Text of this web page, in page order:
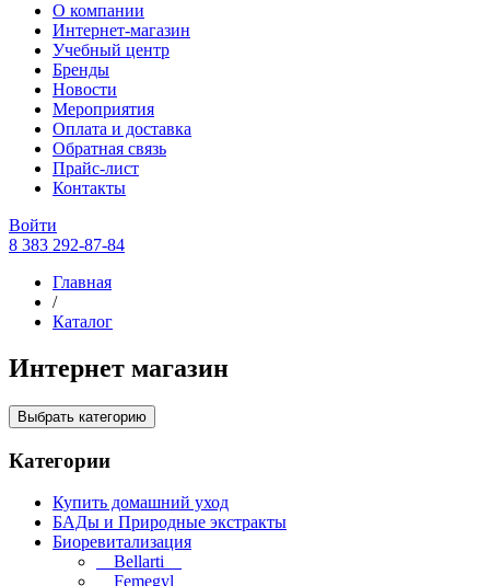
О компании
Интернет-магазин
Учебный центр
Бренды
Новости
Мероприятия
Оплата и доставка
Обратная связь
Прайс-лист
Контакты
Войти
8 383 292-87-84
Главная
/
Каталог
Интернет магазин
Выбрать категорию
Категории
Купить домашний уход
БАДы и Природные экстракты
Биоревитализация
__Bellarti__
__Femegyl__